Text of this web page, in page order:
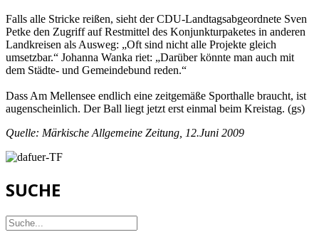
Falls alle Stricke reißen, sieht der CDU-Landtagsabgeordnete Sven
Petke den Zugriff auf Restmittel des Konjunkturpaketes in anderen
Landkreisen als Ausweg: „Oft sind nicht alle Projekte gleich
umsetzbar.“ Johanna Wanka riet: „Darüber könnte man auch mit
dem Städte- und Gemeindebund reden.“
Dass Am Mellensee endlich eine zeitgemäße Sporthalle braucht, ist
augenscheinlich. Der Ball liegt jetzt erst einmal beim Kreistag. (gs)
Quelle: Märkische Allgemeine Zeitung, 12.Juni 2009
SUCHE